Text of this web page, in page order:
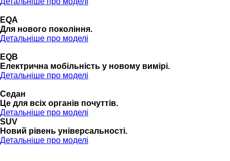
EQA
Для нового покоління.
Детальніше про моделі
EQB
Електрична мобільність у новому вимірі.
Детальніше про моделі
Седан
Це для всіх органів почуттів.
Детальніше про моделі
SUV
Новий рівень універсальності.
Детальніше про моделі